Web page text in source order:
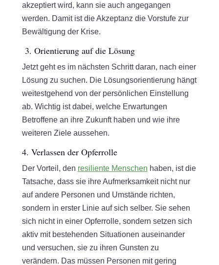
akzeptiert wird, kann sie auch angegangen
werden. Damit ist die Akzeptanz die Vorstufe zur
Bewältigung der Krise.
3. Orientierung auf die Lösung
Jetzt geht es im nächsten Schritt daran, nach einer
Lösung zu suchen. Die Lösungsorientierung hängt
weitestgehend von der persönlichen Einstellung
ab. Wichtig ist dabei, welche Erwartungen
Betroffene an ihre Zukunft haben und wie ihre
weiteren Ziele aussehen.
4. Verlassen der Opferrolle
Der Vorteil, den resiliente Menschen haben, ist die
Tatsache, dass sie ihre Aufmerksamkeit nicht nur
auf andere Personen und Umstände richten,
sondern in erster Linie auf sich selber. Sie sehen
sich nicht in einer Opferrolle, sondern setzen sich
aktiv mit bestehenden Situationen auseinander
und versuchen, sie zu ihren Gunsten zu
verändern. Das müssen Personen mit gering